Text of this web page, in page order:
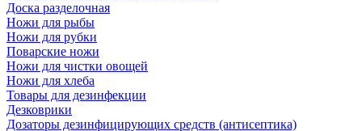
Доска разделочная
Ножи для рыбы
Ножи для рубки
Поварские ножи
Ножи для чистки овощей
Ножи для хлеба
Товары для дезинфекции
Дезковрики
Дозаторы дезинфицирующих средств (антисептика)